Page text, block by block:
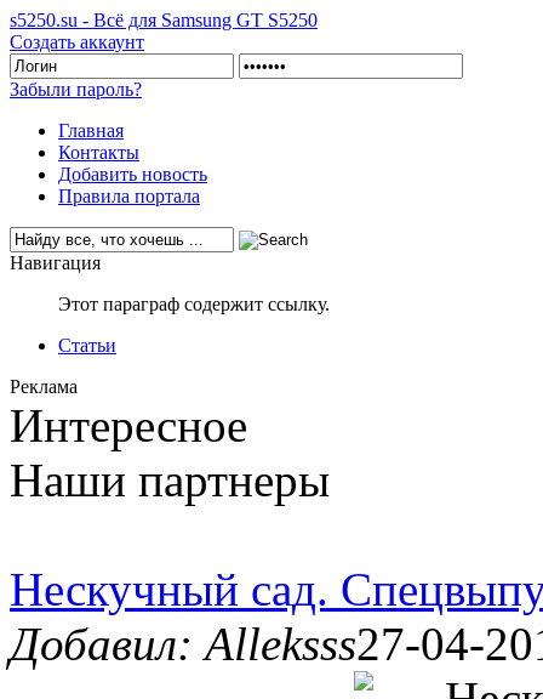
s5250.su - Всё для Samsung GT S5250
Создать аккаунт
Забыли пароль?
Главная
Контакты
Добавить новость
Правила портала
Навигация
Этот параграф содержит ссылку.
Статьи
Реклама
Интересное
Наши партнеры
Нескучный сад.
Добавил: Alleksss27-04-